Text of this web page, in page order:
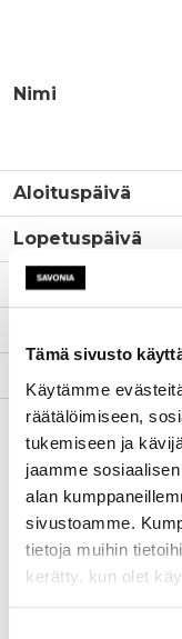
Tämä sivusto
Käytämme
räätälöimiseen,
tukemiseen ja
jaamme
alan
sivustoamme.
tietoja muihin
kerätty, kun olet
Nimi
Aloituspäivä
Lopetuspäivä
www-sivut
Kuvaus